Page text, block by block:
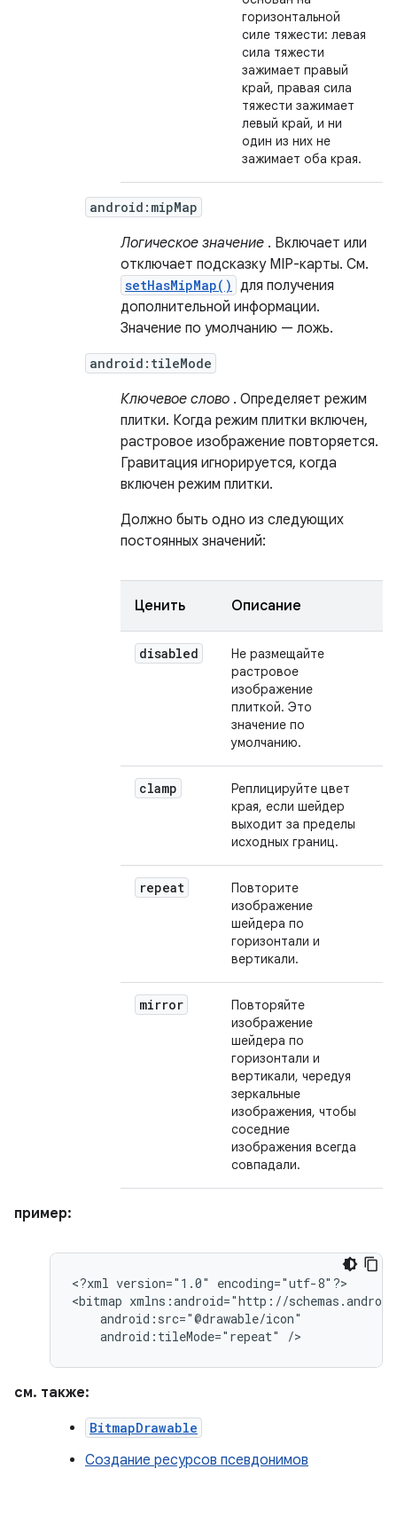
горизонтальной
силе тяжести: левая
сила тяжести
зажимает правый
край, правая сила
тяжести зажимает
левый край, и ни
один из них не
зажимает оба края.
android:mipMap
Логическое значение . Включает или
отключает подсказку MIP-карты. См.
setHasMipMap() для получения
дополнительной информации.
Значение по умолчанию — ложь.
android:tileMode
Ключевое слово . Определяет режим
плитки. Когда режим плитки включен,
растровое изображение повторяется.
Гравитация игнорируется, когда
включен режим плитки.
Должно быть одно из следующих
постоянных значений:
Ценить Описание
disabled
Не размещайте
растровое
изображение
плиткой. Это
значение по
умолчанию.
clamp
Реплицируйте цвет
края, если шейдер
выходит за пределы
исходных границ.
repeat
Повторите
изображение
шейдера по
горизонтали и
вертикали.
mirror
Повторяйте
изображение
шейдера по
горизонтали и
вертикали, чередуя
зеркальные
изображения, чтобы
соседние
изображения всегда
совпадали.
пример:
<?xml version="1.0"
encoding="utf-8"?>
<bitmap
android:tileMode="repeat"
/>
см. также:
BitmapDrawable
Создание ресурсов псевдонимов